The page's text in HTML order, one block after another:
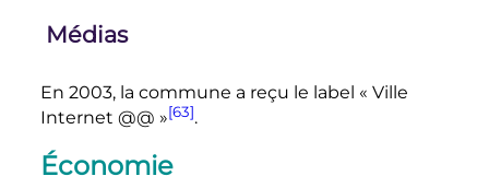
Médias
En 2003, la commune a reçu le label « Ville
Internet @@ »[63].
Économie